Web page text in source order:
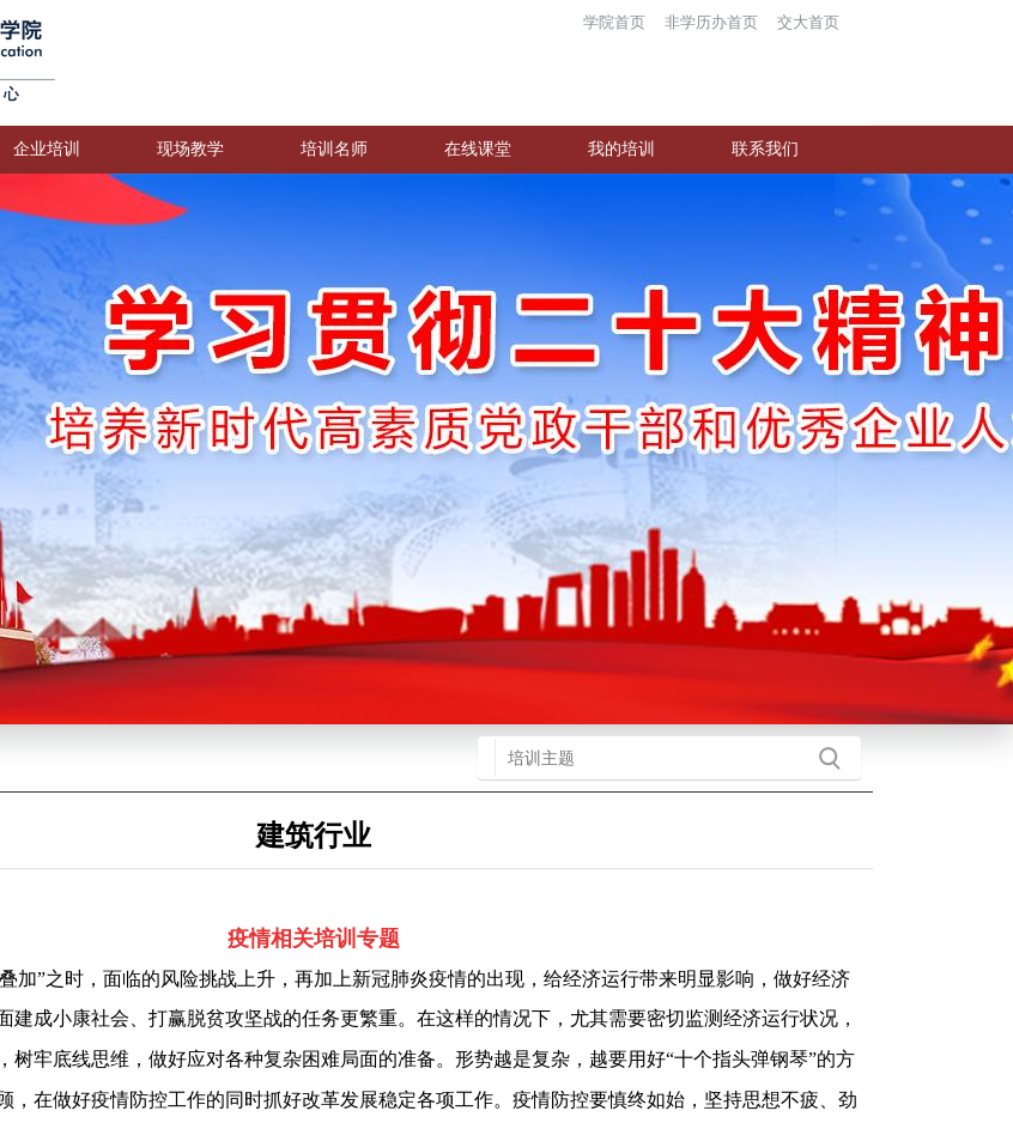
学院首页 非学历办首页 交大首页
企业培训 现场教学 培训名师 在线课堂 我的培训 联系我们
建筑行业
疫情相关培训专题
加”之时，面临的风险挑战上升，再加上新冠肺炎疫情的出现，给经济运行带来明显影响，做好经济
建成小康社会、打赢脱贫攻坚战的任务更繁重。在这样的情况下，尤其需要密切监测经济运行状况，
树牢底线思维，做好应对各种复杂困难局面的准备。形势越是复杂，越要用好“十个指头弹钢琴”的方
，在做好疫情防控工作的同时抓好改革发展稳定各项工作。疫情防控要慎终如始，坚持思想不疲、劲